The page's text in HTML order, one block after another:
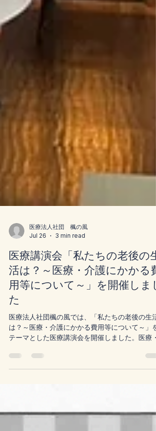
医療法人社団 楓の風
Jul 26
3 min read
医療講演会「私たちの老後の生
活は？～医療・介護にかかる費
用等について～」を開催しまし
た
医療法人社団楓の風では、「私たちの老後の生活
テーマとした医療講演会を開催しました。医療・
介護にかかる費用や成年後見制度、認知症への備